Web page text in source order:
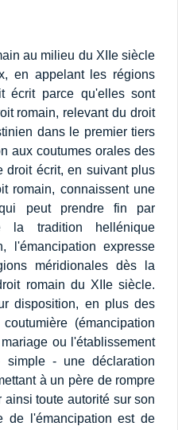
au milieu du XIIe siècle
en appelant les régions
écrit parce qu'elles sont
romain, relevant du droit
dans le premier tiers
aux coutumes orales des
droit écrit, en suivant plus
romain, connaissent une
peut prendre fin par
la tradition hellénique
l'émancipation expresse
méridionales dès la
romain du XIIe siècle.
disposition, en plus des
(émancipation
ou l'établissement
simple - une déclaration
à un père de rompre
toute autorité sur son
de l'émancipation est de